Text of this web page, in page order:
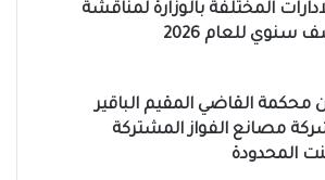
المختلفة بالوزارة لمناقشة
سنوي للعام 2026
محكمة القاضي المقيم الباقير
مصانع الفواز المشتركة
المحدودة